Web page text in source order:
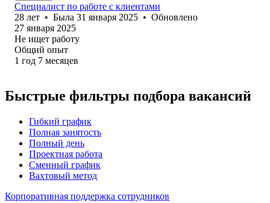
Специалист по работе с клиентами
28 лет • Была 31 января 2025 • Обновлено
27 января 2025
Не ищет работу
Общий опыт
1 год 7 месяцев
Быстрые фильтры подбора вакансий
Гибкий график
Полная занятость
Полный день
Проектная работа
Сменный график
Вахтовый метод
Корпоративная поддержка сотрудников